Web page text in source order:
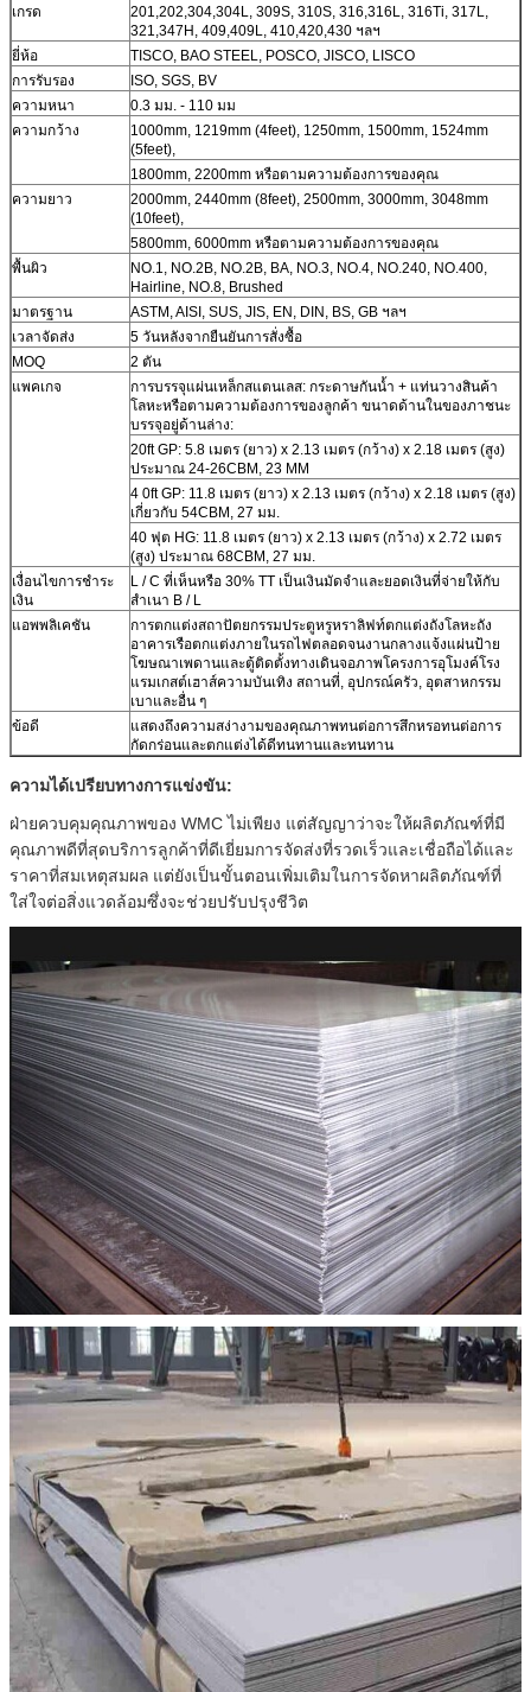
เกรด
201,202,304,304L, 309S, 310S, 316,316L, 316Ti, 317L,
321,347H, 409,409L, 410,420,430 ฯลฯ
ยี่ห้อ
TISCO, BAO STEEL, POSCO, JISCO, LISCO
การรับรอง
ISO, SGS, BV
ความหนา
0.3 มม. - 110 มม
ความกว้าง
1000mm, 1219mm (4feet), 1250mm, 1500mm, 1524mm
(5feet),
1800mm, 2200mm หรือตามความต้องการของคุณ
ความยาว
2000mm, 2440mm (8feet), 2500mm, 3000mm, 3048mm
(10feet),
5800mm, 6000mm หรือตามความต้องการของคุณ
พื้นผิว
NO.1, NO.2B, NO.2B, BA, NO.3, NO.4, NO.240, NO.400,
Hairline, NO.8, Brushed
มาตรฐาน
ASTM, AISI, SUS, JIS, EN, DIN, BS, GB ฯลฯ
เวลาจัดส่ง
5 วันหลังจากยืนยันการสั่งซื้อ
MOQ
2 ตัน
แพคเกจ
การบรรจุแผ่นเหล็กสแตนเลส: กระดาษกันน้ำ + แท่นวางสินค้า
โลหะหรือตามความต้องการของลูกค้า ขนาดด้านในของภาชนะ
บรรจุอยู่ด้านล่าง:
20ft GP: 5.8 เมตร (ยาว) x 2.13 เมตร (กว้าง) x 2.18 เมตร (สูง)
ประมาณ 24-26CBM, 23 MM
4 0ft GP: 11.8 เมตร (ยาว) x 2.13 เมตร (กว้าง) x 2.18 เมตร (สูง)
เกี่ยวกับ 54CBM, 27 มม.
40 ฟุต HG: 11.8 เมตร (ยาว) x 2.13 เมตร (กว้าง) x 2.72 เมตร
(สูง) ประมาณ 68CBM, 27 มม.
เงื่อนไขการชำระ
เงิน
L / C ที่เห็นหรือ 30% TT เป็นเงินมัดจำและยอดเงินที่จ่ายให้กับ
สำเนา B / L
แอพพลิเคชัน
การตกแต่งสถาปัตยกรรมประตูหรูหราลิฟท์ตกแต่งถังโลหะถัง
อาคารเรือตกแต่งภายในรถไฟตลอดจนงานกลางแจ้งแผ่นป้าย
โฆษณาเพดานและตู้ติดตั้งทางเดินจอภาพโครงการอุโมงค์โรง
แรมเกสต์เฮาส์ความบันเทิง สถานที่, อุปกรณ์ครัว, อุตสาหกรรม
เบาและอื่น ๆ
ข้อดี
แสดงถึงความสง่างามของคุณภาพทนต่อการสึกหรอทนต่อการ
กัดกร่อนและตกแต่งได้ดีทนทานและทนทาน
ความได้เปรียบทางการแข่งขัน:
ฝ่ายควบคุมคุณภาพของ WMC ไม่เพียง แต่สัญญาว่าจะให้ผลิตภัณฑ์ที่มี
คุณภาพดีที่สุดบริการลูกค้าที่ดีเยี่ยมการจัดส่งที่รวดเร็วและเชื่อถือได้และ
ราคาที่สมเหตุสมผล แต่ยังเป็นขั้นตอนเพิ่มเติมในการจัดหาผลิตภัณฑ์ที่
ใส่ใจต่อสิ่งแวดล้อมซึ่งจะช่วยปรับปรุงชีวิต